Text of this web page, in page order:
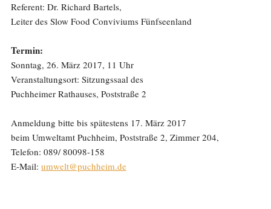
Referent: Dr. Richard Bartels,
Leiter des Slow Food Conviviums Fünfseenland
Termin:
Sonntag, 26. März 2017, 11 Uhr
Veranstaltungsort: Sitzungssaal des
Puchheimer Rathauses, Poststraße 2
Anmeldung bitte bis spätestens 17. März 2017
beim Umweltamt Puchheim, Poststraße 2, Zimmer 204,
Telefon: 089/ 80098-158
E-Mail: umwelt@puchheim.de